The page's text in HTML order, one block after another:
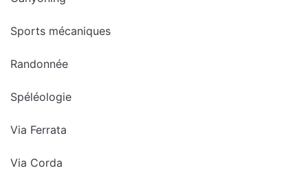
Sports mécaniques
Randonnée
Spéléologie
Via Ferrata
Via Corda